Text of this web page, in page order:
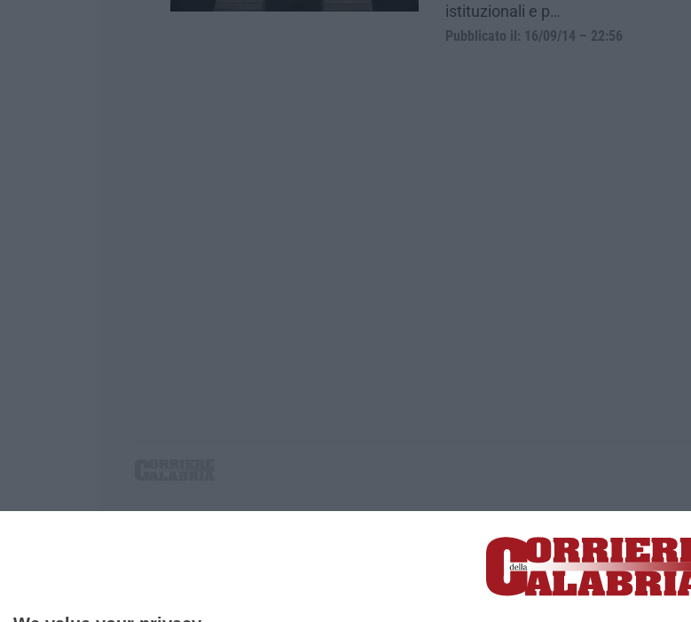
istituzionali e p…
Pubblicato il: 16/09/14 – 22:56
P.IVA. 03199620794, Via del mare 6/G, S.Eufemia, Lamezia Terme (CZ)
Iscrizione tribunale di Lamezia Terme 5/2011 - Direttore responsabile Paola Militano |Privacy